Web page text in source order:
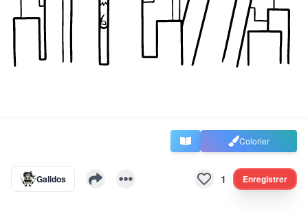
Colorier
Galidos 1 Enregistrer